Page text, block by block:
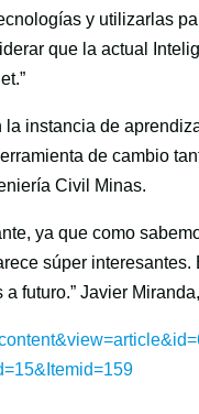
y utilizarlas
que la actual
instancia de
de cambio
Civil Minas.
ya que como
súper
futuro.” Javier